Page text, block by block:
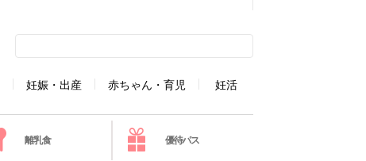
妊娠・出産 赤ちゃん・育児 妊活
離乳食 優待パス